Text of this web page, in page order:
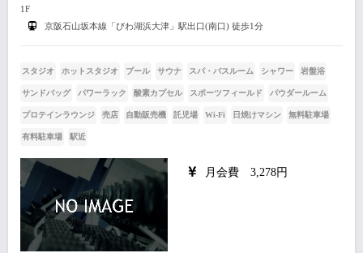
1F
京阪石山坂本線「びわ湖浜大津」駅出口(南口) 徒歩1分
スタジオ ホットスタジオ プール サウナ スパ・バスルーム シャワー 岩盤浴
サンドバッグ パワーラック 酸素カプセル スポーツフィールド パウダールーム
プロテインラウンジ 売店 自動販売機 託児場 Wi-Fi 日焼けマシン 無料駐車場
有料駐車場 駅近
月会費 3,278円